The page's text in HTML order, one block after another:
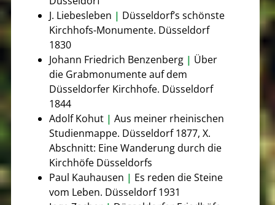
J. Liebesleben | Düsseldorf’s schönste
Kirchhofs-Monumente. Düsseldorf
1830
Johann Friedrich Benzenberg | Über
die Grabmonumente auf dem
Düsseldorfer Kirchhofe. Düsseldorf
1844
Adolf Kohut | Aus meiner rheinischen
Studienmappe. Düsseldorf 1877, X.
Abschnitt: Eine Wanderung durch die
Kirchhöfe Düsseldorfs
Paul Kauhausen | Es reden die Steine
vom Leben. Düsseldorf 1931